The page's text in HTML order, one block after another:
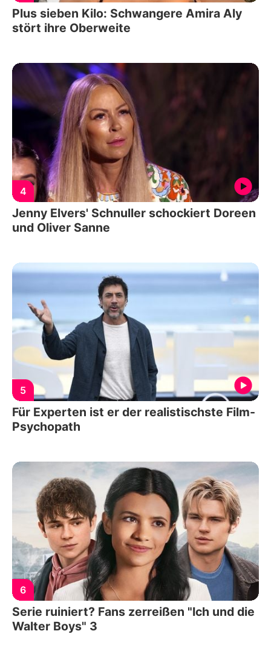
Plus sieben Kilo: Schwangere Amira Aly
stört ihre Oberweite
4
Jenny Elvers' Schnuller schockiert Doreen
und Oliver Sanne
5
Für Experten ist er der realistischste Film-
Psychopath
6
Serie ruiniert? Fans zerreißen "Ich und die
Walter Boys" 3